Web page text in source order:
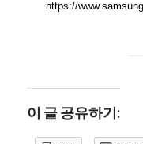
https://
이 글 공유하기: